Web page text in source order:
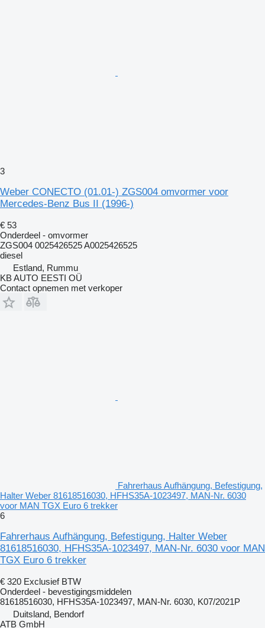
3
Weber CONECTO (01.01-) ZGS004 omvormer voor
Mercedes-Benz Bus II (1996-)
€ 53
Onderdeel - omvormer
ZGS004 0025426525 A0025426525
diesel
Estland, Rummu
KB AUTO EESTI OÜ
Contact opnemen met verkoper
Fahrerhaus Aufhängung, Befestigung,
Halter Weber 81618516030, HFHS35A-1023497, MAN-Nr. 6030
voor MAN TGX Euro 6 trekker
6
Fahrerhaus Aufhängung, Befestigung, Halter Weber
81618516030, HFHS35A-1023497, MAN-Nr. 6030 voor MAN
TGX Euro 6 trekker
€ 320 Exclusief BTW
Onderdeel - bevestigingsmiddelen
81618516030, HFHS35A-1023497, MAN-Nr. 6030, K07/2021P
Duitsland, Bendorf
ATB GmbH